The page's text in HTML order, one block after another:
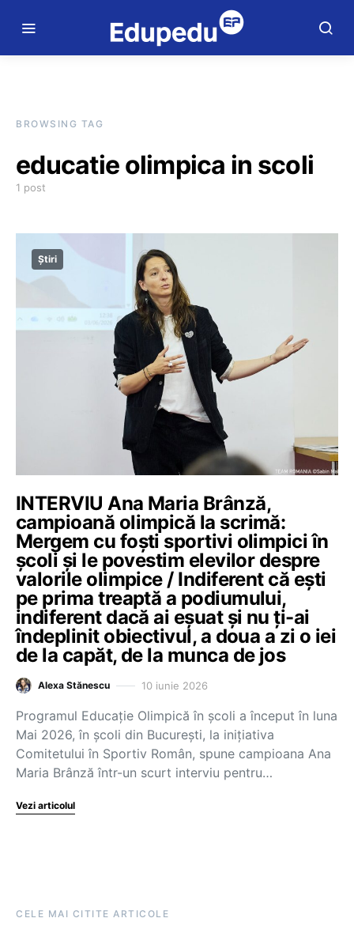
BROWSING TAG
educatie olimpica in scoli
1 post
Știri
INTERVIU Ana Maria Brânză,
campioană olimpică la scrimă:
Mergem cu foști sportivi olimpici în
școli și le povestim elevilor despre
valorile olimpice / Indiferent că ești
pe prima treaptă a podiumului,
indiferent dacă ai eșuat și nu ți-ai
îndeplinit obiectivul, a doua a zi o iei
de la capăt, de la munca de jos
Alexa Stănescu 10 iunie 2026
Programul Educație Olimpică în școli a început în luna
Mai 2026, în școli din București, la inițiativa
Comitetului în Sportiv Român, spune campioana Ana
Maria Brânză într-un scurt interviu pentru…
Vezi articolul
CELE MAI CITITE ARTICOLE